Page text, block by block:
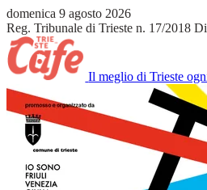
domenica 9 agosto 2026
Reg. Tribunale di Trieste n. 17/2018
Il meglio di Trieste